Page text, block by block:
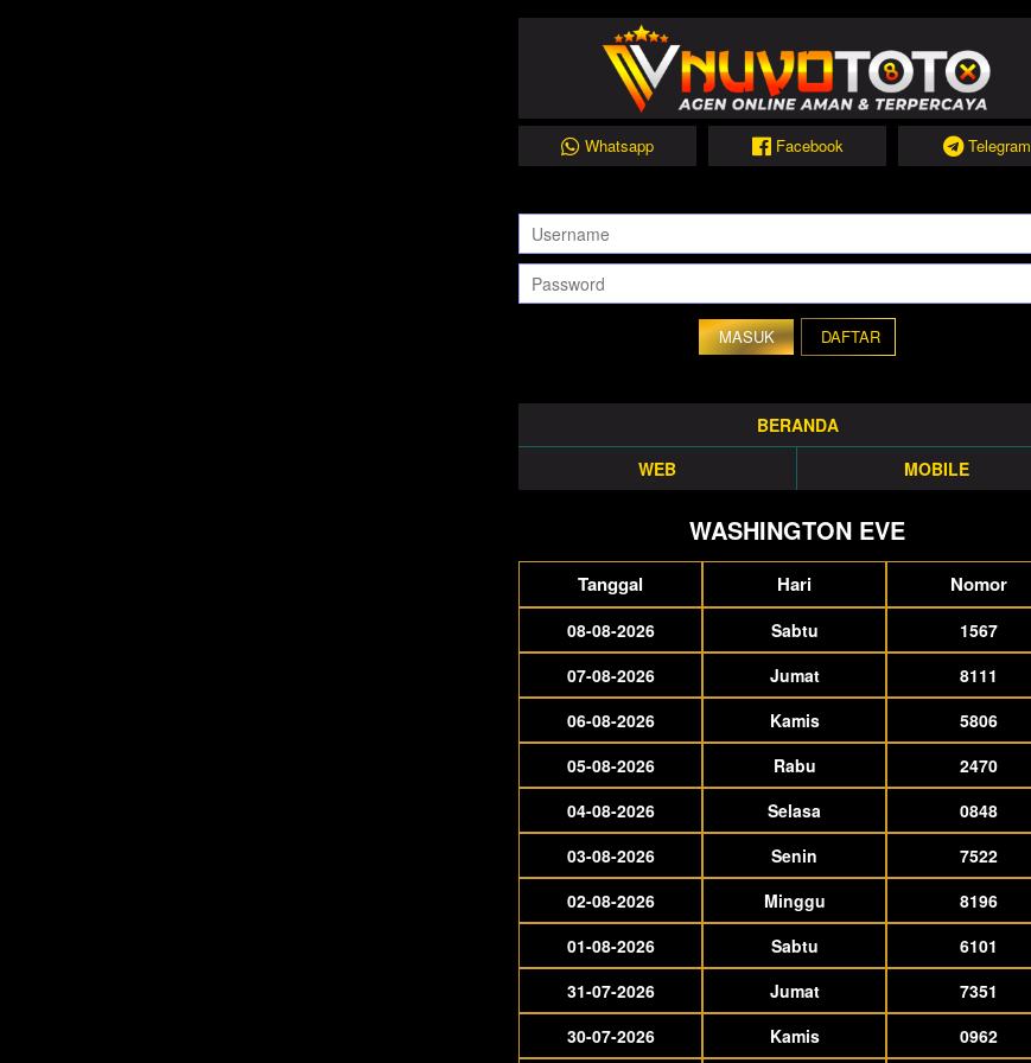
Whatsapp Facebook Telegram
DAFTAR
BERANDA
WEB
MOBILE
WASHINGTON EVE
Tanggal Hari Nomor
08-08-2026 Sabtu
1567
07-08-2026
Jumat
8111
06-08-2026
Kamis
5806
05-08-2026
Rabu
2470
04-08-2026
Selasa
0848
03-08-2026
Senin
7522
02-08-2026
Minggu
8196
01-08-2026
Sabtu
6101
31-07-2026
Jumat
7351
30-07-2026
Kamis 0962